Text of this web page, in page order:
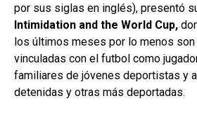
por sus siglas en inglés), presentó
Intimidation and the World Cup,
los últimos meses por lo menos
vinculadas con el futbol como
familiares de jóvenes deportistas y
detenidas y otras más deportadas.